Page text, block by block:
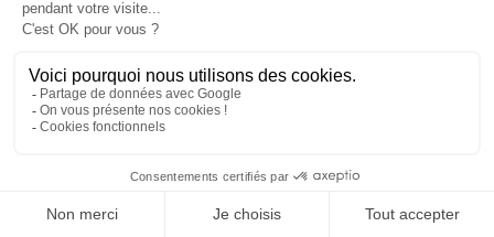
Magnet mariage Solenza